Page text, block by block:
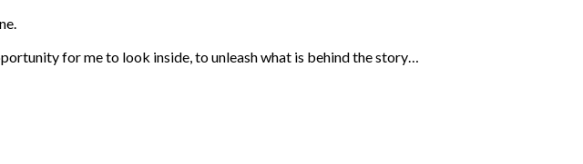
for me to look inside, to unleash what is behind the story…